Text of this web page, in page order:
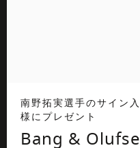
南野拓実選手のサイン
様にプレゼント
Bang &